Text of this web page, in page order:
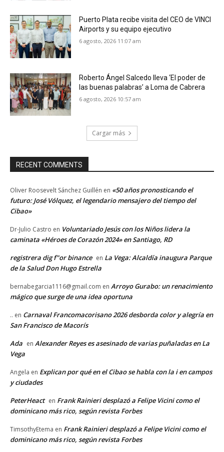
Puerto Plata recibe visita del CEO de VINCI
Airports y su equipo ejecutivo
6 agosto, 2026 11:07 am
Roberto Ángel Salcedo lleva ‘El poder de
las buenas palabras’ a Loma de Cabrera
6 agosto, 2026 10:57 am
Cargar más
RECENT COMMENTS
Oliver Roosevelt Sánchez Guillén en «50 años pronosticando el
futuro: José Vólquez, el legendario mensajero del tiempo del
Cibao»
Dr-Julio Castro en Voluntariado Jesús con los Niños lidera la
caminata «Héroes de Corazón 2024» en Santiago, RD
registrera dig f"or binance en La Vega: Alcaldía inaugura Parque
de la Salud Don Hugo Estrella
bernabegarcia1116@gmail.com en Arroyo Gurabo: un renacimiento
mágico que surge de una idea oportuna
.. en Carnaval Francomacorisano 2026 desborda color y alegría en
San Francisco de Macorís
Ada en Alexander Reyes es asesinado de varias puñaladas en La
Vega
Angela en Explican por qué en el Cibao se habla con la i en campos
y ciudades
PeterHeact en Frank Rainieri desplazó a Felipe Vicini como el
dominicano más rico, según revista Forbes
TimsothyEtema en Frank Rainieri desplazó a Felipe Vicini como el
dominicano más rico, según revista Forbes